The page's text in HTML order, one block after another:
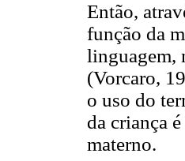
Então,
função da
linguagem,
(Vorcaro,
o uso do
da criança
materno.